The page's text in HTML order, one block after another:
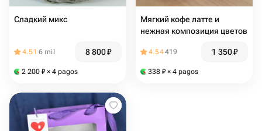
Сладкий микс
4.51 6 mil 8 800₽
2 200 ₽ × 4 pagos
Мягкий кофе латте и
нежная композиция цветов
4.54419 1 350₽
338 ₽ × 4 pagos